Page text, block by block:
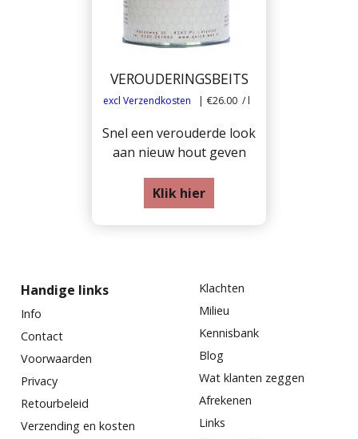
VEROUDERINGSBEITS
excl Verzendkosten €26.00 / l
Snel een verouderde look
aan nieuw hout geven
Klik hier
Handige links
Info
Contact
Voorwaarden
Privacy
Retourbeleid
Verzending en kosten
Klachten
Milieu
Kennisbank
Blog
Wat klanten zeggen
Afrekenen
Links